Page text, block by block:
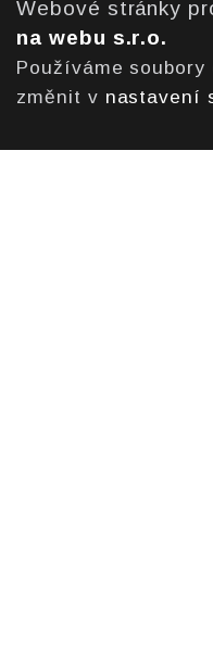
Webové stránky
na webu s.r.o.
Používáme
změnit v nastavení